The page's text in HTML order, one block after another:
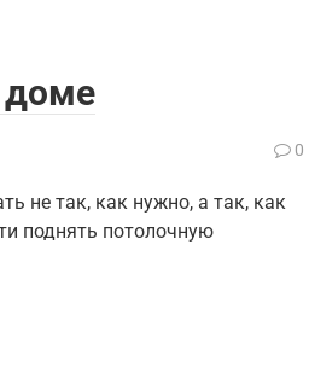
доме
0
не так, как нужно, а так, как
поднять потолочную